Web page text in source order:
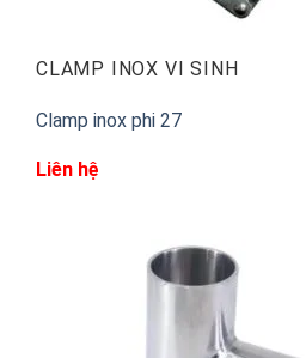
CLAMP INOX VI SINH
Clamp inox phi 27
Liên hệ